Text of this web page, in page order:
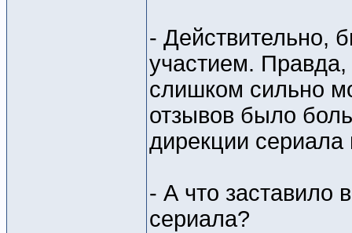
- Действительно,
участием. Правда,
слишком сильно
отзывов было
дирекции сериала
- А что заставило
сериала?